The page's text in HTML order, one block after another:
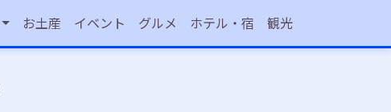
お土産 イベント グルメ ホテル・宿 観光